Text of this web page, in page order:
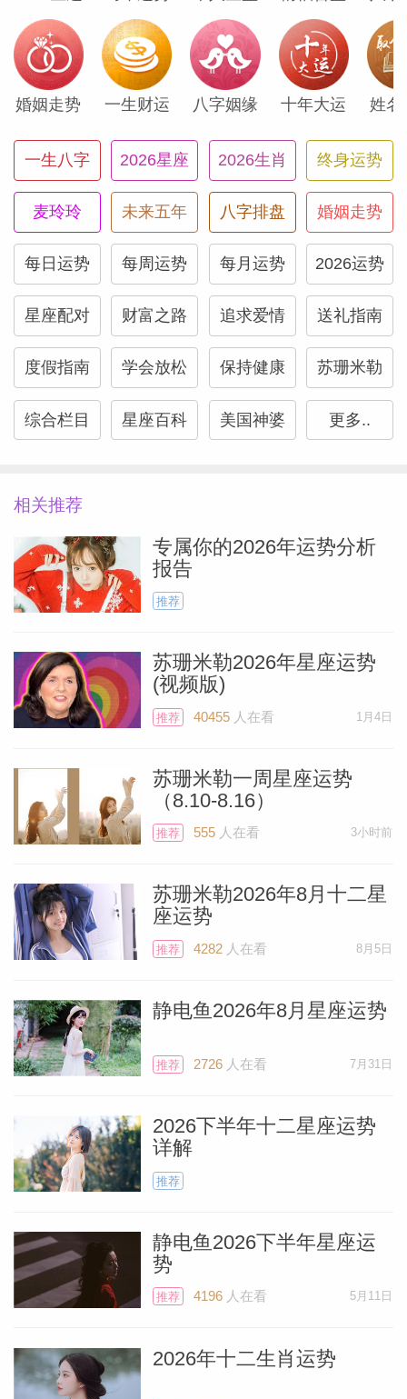
（Susan
Miller）
婚姻走势 一生财运 八字姻缘 十年大运 姓名
一生八字 2026星座 2026生肖 终身运势
麦玲玲 未来五年 八字排盘 婚姻走势
每日运势 每周运势 每月运势 2026运势
星座配对 财富之路 追求爱情 送礼指南
度假指南 学会放松 保持健康 苏珊米勒
综合栏目 星座百科 美国神婆 更多..
相关推荐
专属你的2026年运势分析
报告
推荐
苏珊米勒2026年星座运势
(视频版)
推荐 40455人在看 1月4日
苏珊米勒一周星座运势
（8.10-8.16）
推荐 555人在看 3小时前
苏珊米勒2026年8月十二星
座运势
推荐 4282人在看 8月5日
静电鱼2026年8月星座运势
推荐 2726人在看 7月31日
2026下半年十二星座运势
详解
推荐
静电鱼2026下半年星座运
势
推荐 4196人在看 5月11日
2026年十二生肖运势